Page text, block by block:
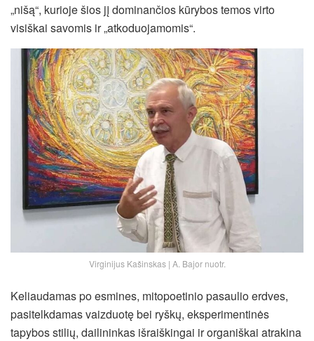
„nišą“, kurioje šios jį dominančios kūrybos temos virto
visiškai savomis ir „atkoduojamomis“.
Virginijus Kašinskas | A. Bajor nuotr.
Keliaudamas po esmines, mitopoetinio pasaulio erdves,
pasitelkdamas vaizduotę bei ryškų, eksperimentinės
tapybos stilių, dailininkas išraiškingai ir organiškai atrakina